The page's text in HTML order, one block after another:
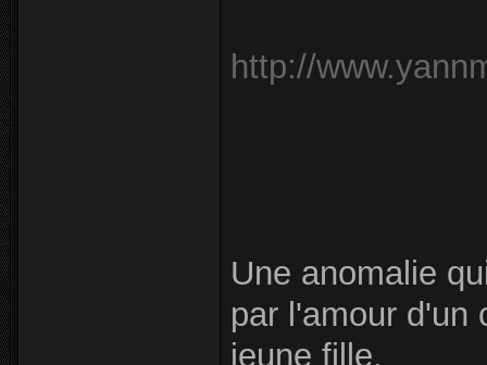
http://
Une anomalie
par l'amour d'un
jeune fille.